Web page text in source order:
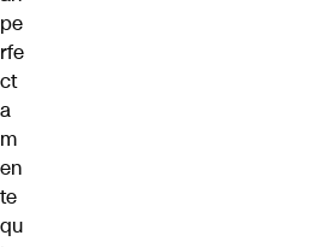
pe
rfe
ct
a
m
en
te
qu